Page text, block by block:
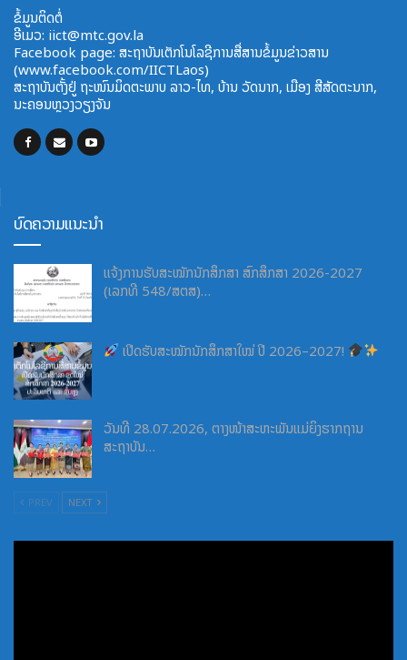
ຂໍ້ມູນຕິດຕໍ່
ອີ​ເມວ: iict@mtc.gov.la
Facebook page: ສະຖາບັນເຕັກໂນໂລຊີການສື່ສານຂໍ້ມູນຂ່າວສານ
(www.facebook.com/IICTLaos)
ສະ​ຖາ​ບັນ​ຕັ້ງຢູ່ ຖະໜົນມິດຕະພາບ​ ລາວ​-ໄທ, ບ້ານ ວັດ​ນາກ, ​ເມືອງ ສີ​ສັດຕະ​ນາກ,
ນະຄອນຫຼວງວຽງຈັນ
ບົດຄວາມແນະນຳ
ແຈ້ງການຮັບສະໝັກນັກສຶກສາ ສົກສຶກສາ 2026-2027
(ເລກທີ 548/ສຕສ)…
ເປີດຮັບສະໝັກນັກສຶກສາໃໝ່ ປີ 2026–2027!
ວັນທີ 28.07.2026, ຕາງໜ້າສະຫະພັນແມ່ຍິງຮາກຖານ
ສະຖາບັນ…
PREV NEXT